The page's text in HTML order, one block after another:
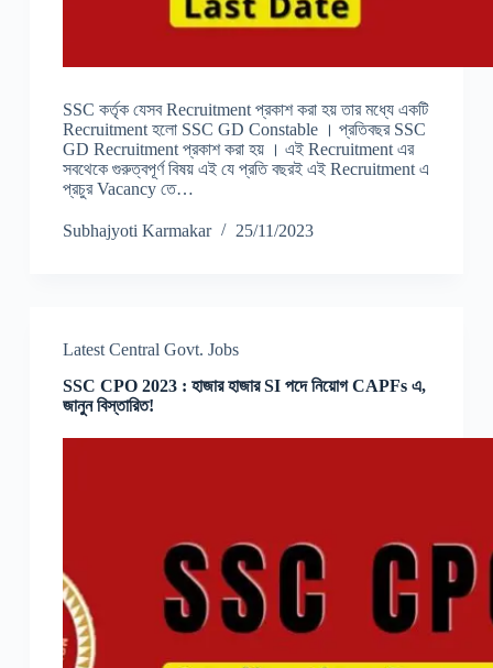
SSC কর্তৃক যেসব Recruitment প্রকাশ করা হয় তার মধ্যে একটি
Recruitment হলো SSC GD Constable । প্রতিবছর SSC
GD Recruitment প্রকাশ করা হয় । এই Recruitment এর
সবথেকে গুরুত্বপূর্ণ বিষয় এই যে প্রতি বছরই এই Recruitment এ
প্রচুর Vacancy তে…
Subhajyoti Karmakar 25/11/2023
Latest Central Govt. Jobs
SSC CPO 2023 : হাজার হাজার SI পদে নিয়োগ CAPFs এ,
জানুন বিস্তারিত!